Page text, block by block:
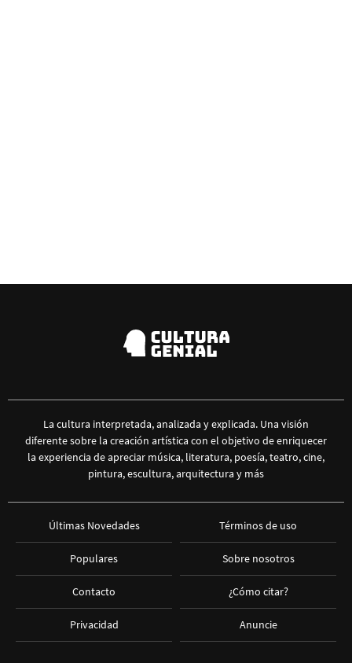
La cultura interpretada, analizada y explicada. Una visión
diferente sobre la creación artística con el objetivo de enriquecer
la experiencia de apreciar música, literatura, poesía, teatro, cine,
pintura, escultura, arquitectura y más
Últimas Novedades
Populares
Contacto
Privacidad
Términos de uso
Sobre nosotros
¿Cómo citar?
Anuncie